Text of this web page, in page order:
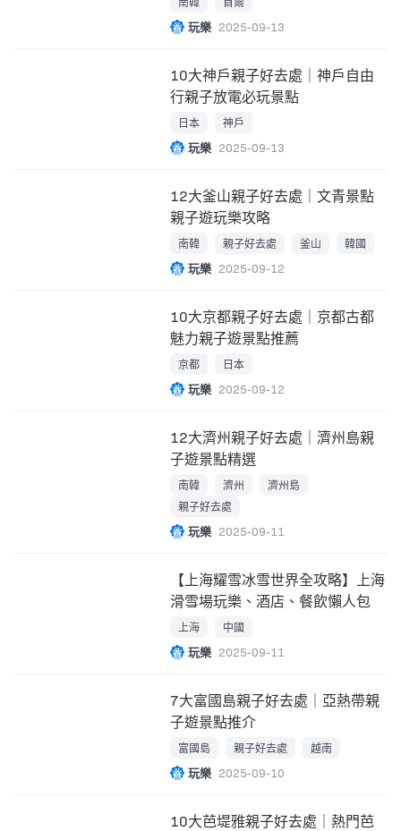
玩樂 2025-09-13
10大神戶親子好去處｜神戶自由
行親子放電必玩景點
日本 神戶
玩樂 2025-09-13
12大釜山親子好去處｜文青景點
親子遊玩樂攻略
南韓 親子好去處 釜山 韓國
玩樂 2025-09-12
10大京都親子好去處｜京都古都
魅力親子遊景點推薦
京都 日本
玩樂 2025-09-12
12大濟州親子好去處｜濟州島親
子遊景點精選
南韓 濟州
濟州島
親子好去處
玩樂 2025-09-11
【上海耀雪冰雪世界全攻略】上海
滑雪場玩樂、酒店、餐飲懶人包
上海 中國
玩樂 2025-09-11
7大富國島親子好去處｜亞熱帶親
子遊景點推介
富國島 親子好去處 越南
玩樂 2025-09-10
10大芭堤雅親子好去處｜熱門芭